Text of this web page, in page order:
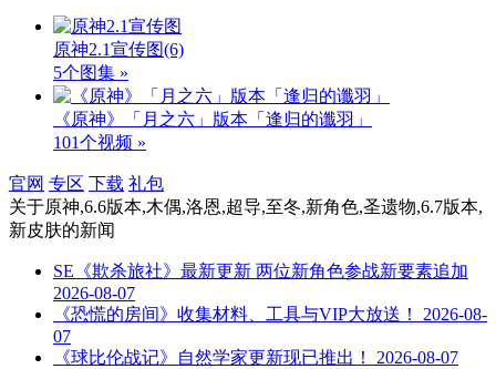
原神2.1宣传图(6)
5个图集 »
《原神》「月之六」版本「逢归的谶羽」
101个视频 »
官网 专区 下载 礼包
关于原神,6.6版本,木偶,洛恩,超导,至冬,新角色,圣遗物,6.7版本,
新皮肤的新闻
SE《欺杀旅社》最新更新 两位新角色参战新要素追加
2026-08-07
《恐慌的房间》收集材料、工具与VIP大放送！
2026-08-
07
《球比伦战记》自然学家更新现已推出！
2026-08-07